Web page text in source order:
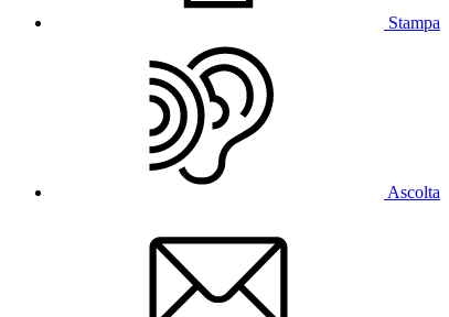
Stampa
Ascolta